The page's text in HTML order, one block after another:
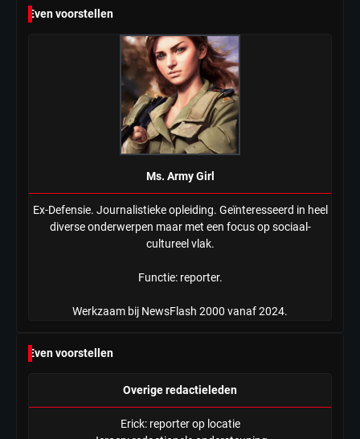
Even voorstellen
Ms. Army Girl
Ex-Defensie. Journalistieke opleiding. Geïnteresseerd in heel
diverse onderwerpen maar met een focus op sociaal-
cultureel vlak.
Functie: reporter.
Werkzaam bij NewsFlash 2000 vanaf 2024.
Even voorstellen
Overige redactieleden
Erick: reporter op locatie